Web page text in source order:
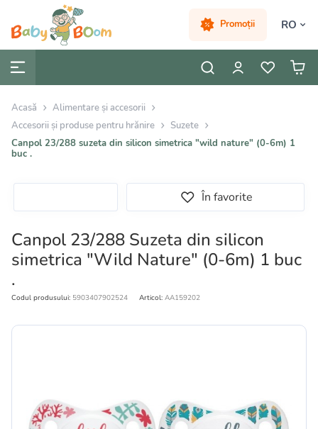
Promoții RO
Acasă
Alimentare și accesorii
Accesorii și produse pentru hrănire
Suzete
Canpol 23/288 suzeta din silicon simetrica "wild nature" (0-6m) 1
buc .
În favorite
Canpol 23/288 Suzeta din silicon
simetrica "Wild Nature" (0-6m) 1 buc
.
Codul produsului: 5903407902524 Articol: AA159202